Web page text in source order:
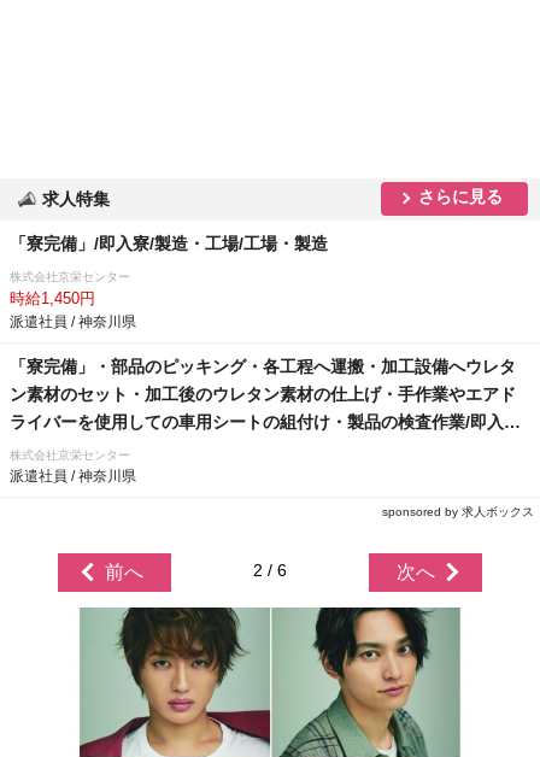
求人特集 さらに見る
「寮完備」/即入寮/製造・工場/工場・製造
株式会社京栄センター
時給1,450円
派遣社員 / 神奈川県
「寮完備」・部品のピッキング・各工程へ運搬・加工設備へウレタ
ン素材のセット・加工後のウレタン素材の仕上げ・手作業やエアド
ライバーを使用しての車用シートの組付け・製品の検査作業/即入寮/
製造・工場
株式会社京栄センター
派遣社員 / 神奈川県
sponsored by 求人ボックス
前へ 2 / 6 次へ